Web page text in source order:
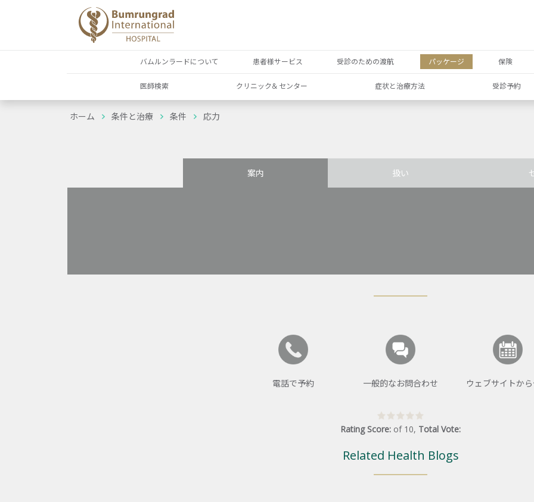
バムルンラードについて 患者様サービス 受診のための渡航 パッケージ 保険
医師検索 クリニック& センター 症状と治療方法 受診予約
ホーム 条件と治療 条件 応力
案内 扱い
電話で予約 一般的なお問合わせ ウェブサイトか
Rating Score: of 10, Total Vote:
Related Health Blogs